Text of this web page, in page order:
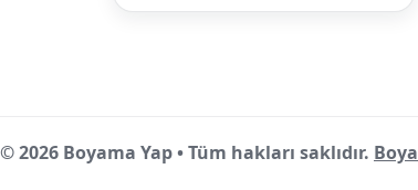
© 2026 Boyama Yap • Tüm hakları saklıdır.